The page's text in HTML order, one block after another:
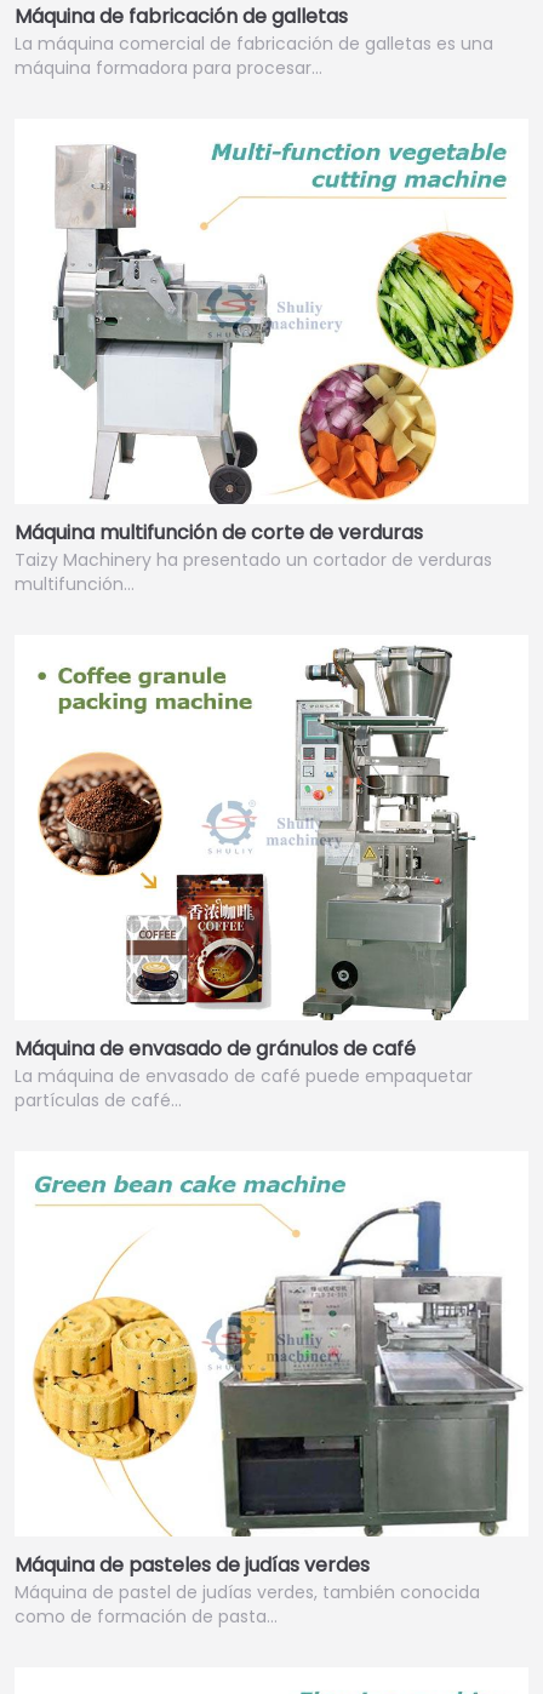
Máquina de fabricación de galletas
La máquina comercial de fabricación de galletas es una
máquina formadora para procesar…
Máquina multifunción de corte de verduras
Taizy Machinery ha presentado un cortador de verduras
multifunción…
Máquina de envasado de gránulos de café
La máquina de envasado de café puede empaquetar
partículas de café…
Máquina de pasteles de judías verdes
Máquina de pastel de judías verdes, también conocida
como de formación de pasta…